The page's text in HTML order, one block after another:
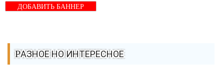
ДОБАВИТЬ БАННЕР
РАЗНОЕ НО ИНТЕРЕСНОЕ